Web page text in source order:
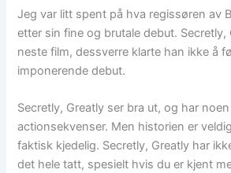
Jeg var litt spent på hva regissøren av
etter sin fine og brutale debut. Secretly,
neste film, dessverre klarte han ikke å
imponerende debut.
Secretly, Greatly ser bra ut, og har
actionsekvenser. Men historien er
faktisk kjedelig. Secretly, Greatly har
det hele tatt, spesielt hvis du er kjent